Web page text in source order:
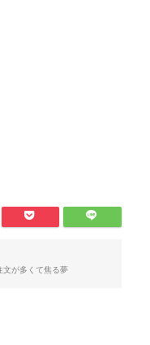
文が多くて焦る夢